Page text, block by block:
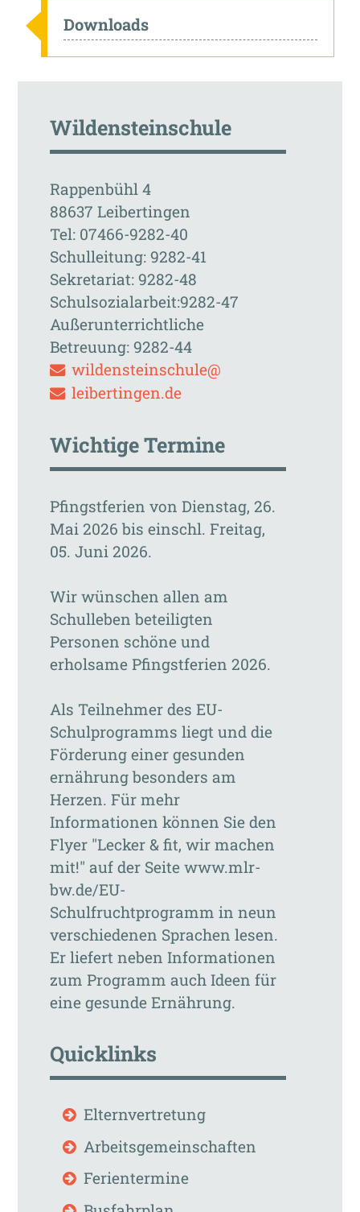
Downloads
Wildensteinschule
Rappenbühl 4
88637 Leibertingen
Tel: 07466-9282-40
Schulleitung: 9282-41
Sekretariat: 9282-48
Schulsozialarbeit:9282-47
Außerunterrichtliche
Betreuung: 9282-44
wildensteinschule@
leibertingen.de
Wichtige Termine
Pfingstferien von Dienstag, 26.
Mai 2026 bis einschl. Freitag,
05. Juni 2026.
Wir wünschen allen am
Schulleben beteiligten
Personen schöne und
erholsame Pfingstferien 2026.
Als Teilnehmer des EU-
Schulprogramms liegt und die
Förderung einer gesunden
ernährung besonders am
Herzen. Für mehr
Informationen können Sie den
Flyer "Lecker & fit, wir machen
mit!" auf der Seite www.mlr-
bw.de/EU-
Schulfruchtprogramm in neun
verschiedenen Sprachen lesen.
Er liefert neben Informationen
zum Programm auch Ideen für
eine gesunde Ernährung.
Quicklinks
Elternvertretung
Arbeitsgemeinschaften
Ferientermine